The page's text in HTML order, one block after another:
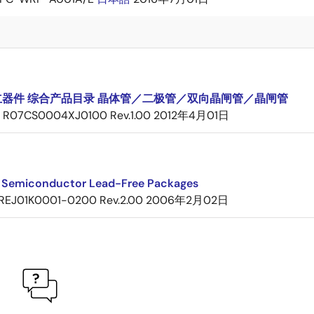
件 综合产品目录 晶体管／二极管／双向晶闸管／晶闸管
R07CS0004XJ0100 Rev.1.00 2012年4月01日
Semiconductor Lead-Free Packages
0200 Rev.2.00 2006年2月02日